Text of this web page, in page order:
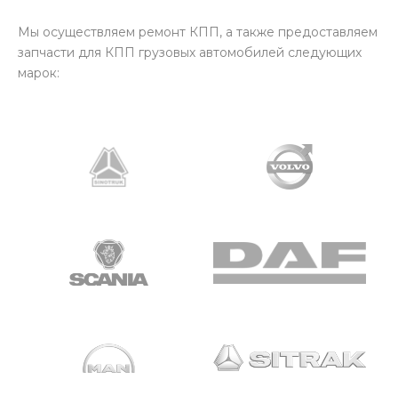
Мы осуществляем ремонт КПП, а также предоставляем
запчасти для КПП грузовых автомобилей следующих
марок: